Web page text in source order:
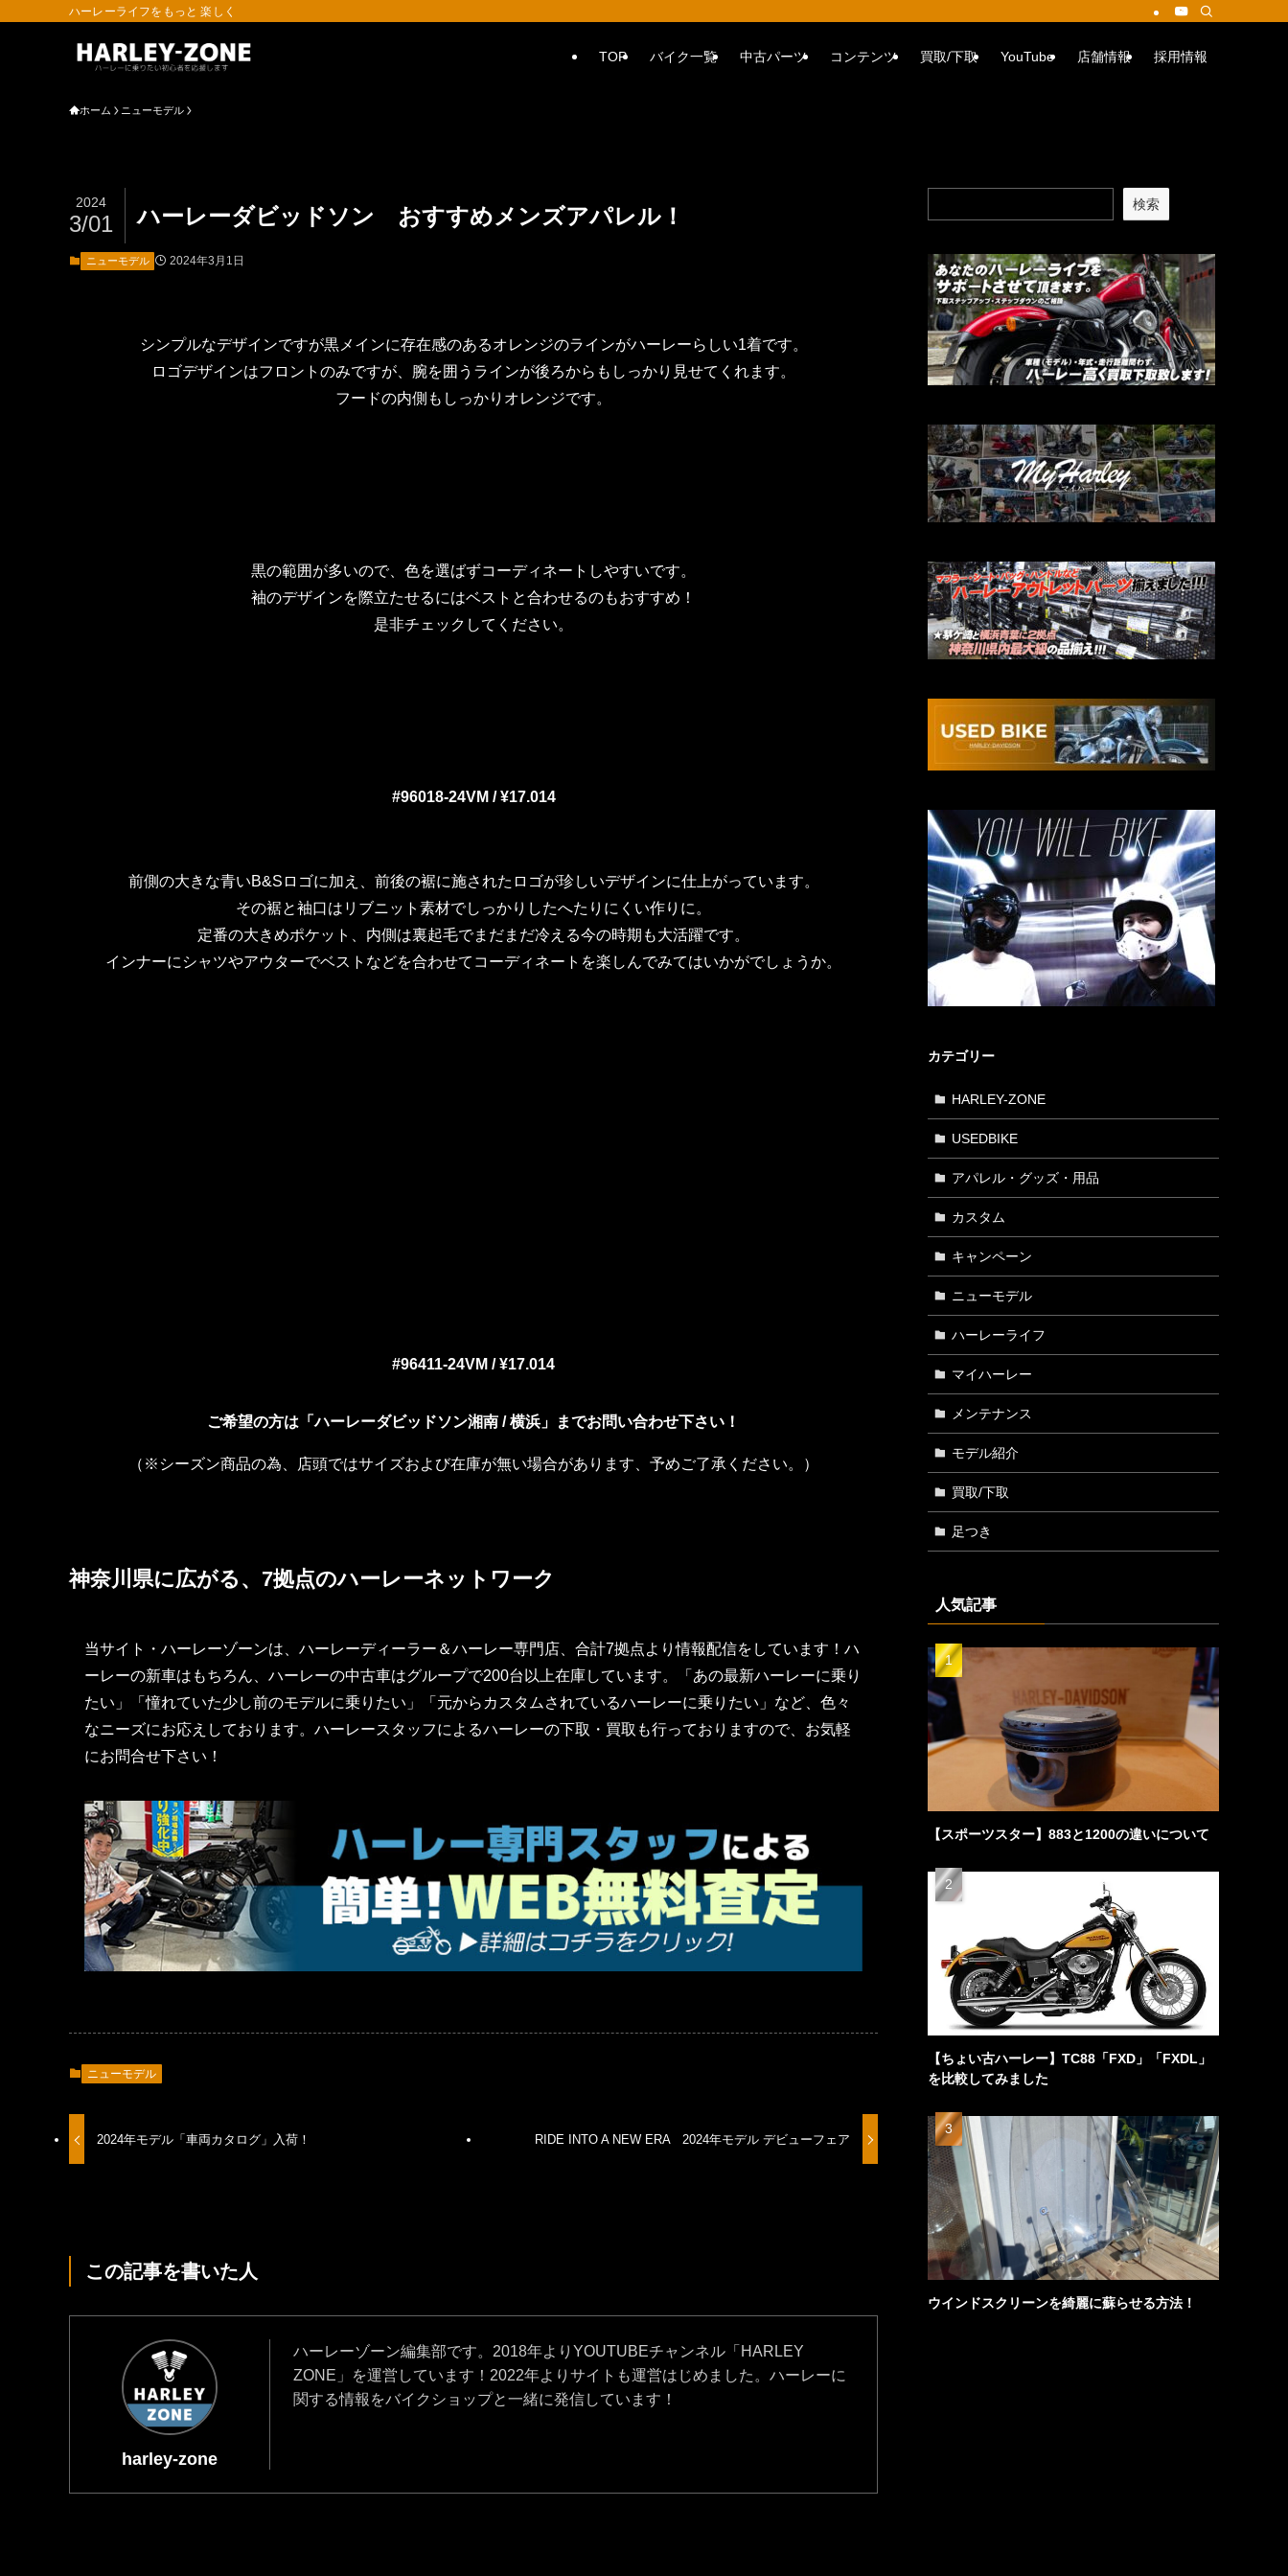
ハーレーライフをもっと 楽しく
TOP バイク一覧 中古パーツ コンテンツ 買取/下取 YouTube 店舗情報 採用情報
ホーム ニューモデル
ハーレーダビッドソン おすすめメンズアパレル！
2024
3/01
ニューモデル 2024年3月1日
シンプルなデザインですが黒メインに存在感のあるオレンジのラインがハーレーらしい1着です。
ロゴデザインはフロントのみですが、腕を囲うラインが後ろからもしっかり見せてくれます。
フードの内側もしっかりオレンジです。
黒の範囲が多いので、色を選ばずコーディネートしやすいです。
袖のデザインを際立たせるにはベストと合わせるのもおすすめ！
是非チェックしてください。
#96018-24VM / ¥17.014
前側の大きな青いB&Sロゴに加え、前後の裾に施されたロゴが珍しいデザインに仕上がっています。
その裾と袖口はリブニット素材でしっかりしたへたりにくい作りに。
定番の大きめポケット、内側は裏起毛でまだまだ冷える今の時期も大活躍です。
インナーにシャツやアウターでベストなどを合わせてコーディネートを楽しんでみてはいかがでしょうか。
#96411-24VM / ¥17.014
ご希望の方は「ハーレーダビッドソン湘南 / 横浜」までお問い合わせ下さい！
（※シーズン商品の為、店頭ではサイズおよび在庫が無い場合があります、予めご了承ください。）
神奈川県に広がる、7拠点のハーレーネットワーク
当サイト・ハーレーゾーンは、ハーレーディーラー＆ハーレー専門店、合計7拠点より情報配信をしています！ハ
ーレーの新車はもちろん、ハーレーの中古車はグループで200台以上在庫しています。「あの最新ハーレーに乗り
たい」「憧れていた少し前のモデルに乗りたい」「元からカスタムされているハーレーに乗りたい」など、色々
なニーズにお応えしております。ハーレースタッフによるハーレーの下取・買取も行っておりますので、お気軽
にお問合せ下さい！
ニューモデル
2024年モデル「車両カタログ」入荷！ RIDE INTO A NEW ERA 2024年モデル デビューフェア
この記事を書いた人
harley-zone
ハーレーゾーン編集部です。2018年よりYOUTUBEチャンネル「HARLEY
ZONE」を運営しています！2022年よりサイトも運営はじめました。ハーレーに
関する情報をバイクショップと一緒に発信しています！
検索
カテゴリー
HARLEY-ZONE
USEDBIKE
アパレル・グッズ・用品
カスタム
キャンペーン
ニューモデル
ハーレーライフ
マイハーレー
メンテナンス
モデル紹介
買取/下取
足つき
人気記事
【スポーツスター】883と1200の違いについて
【ちょい古ハーレー】TC88「FXD」「FXDL」
を比較してみました
ウインドスクリーンを綺麗に蘇らせる方法！